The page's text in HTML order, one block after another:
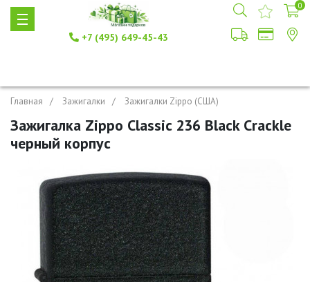
+7 (495) 649-45-43
0
Главная Зажигалки Зажигалки Zippo (США)
Зажигалка Zippo Classic 236 Black Crackle
черный корпус